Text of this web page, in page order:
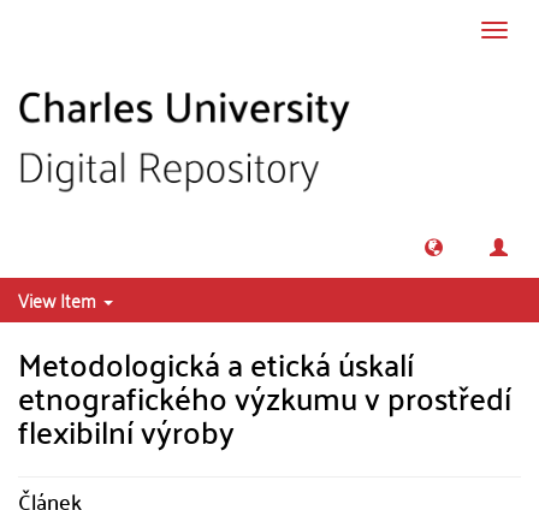
View Item
Metodologická a etická úskalí
etnografického výzkumu v prostředí
flexibilní výroby
Článek